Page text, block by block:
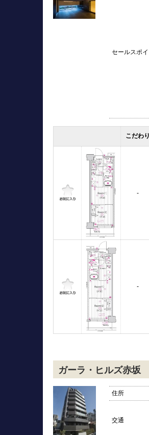
セールスポ
こだわ
-
-
ガーラ・ヒルズ赤坂
住所
交通